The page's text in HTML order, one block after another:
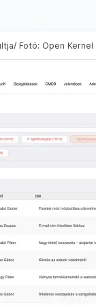
Fotó: Open Kernel